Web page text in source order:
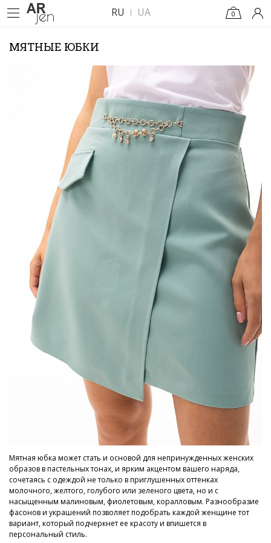
RU UA 0
МЯТНЫЕ ЮБКИ
Мятная юбка может стать и основой для непринужденных женских
образов в пастельных тонах, и ярким акцентом вашего наряда,
сочетаясь с одеждой не только в приглушенных оттенках
молочного, желтого, голубого или зеленого цвета, но и с
насыщенным малиновым, фиолетовым, коралловым. Разнообразие
фасонов и украшений позволяет подобрать каждой женщине тот
вариант, который подчеркнет ее красоту и впишется в
персональный стиль.